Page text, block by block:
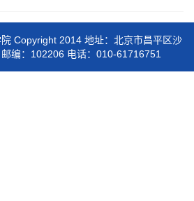
Copyright 2014 地址：北京市昌平区沙
编：102206 电话：010-61716751